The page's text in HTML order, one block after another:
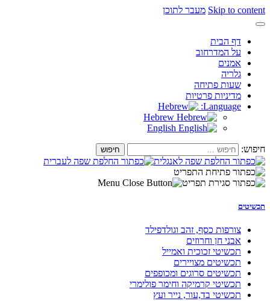
Skip to content מעבר לתוכן
דף הבית
על המדרחוב
אמנים
גלריה
שעות פתיחה
מדיניות פרטיות
Language:
חיפוש:
תכשיטים
צורפות כסף, זהב וגולדפילד
אבני חן וחרוזים
תכשיטי זכוכית ואמייל
תכשיטים מצויירים
תכשיטים סרוגים ומכופפים
תכשיטי קרמיקה וחימר פולימרי
תכשיטי בד,עור, נייר ועץ